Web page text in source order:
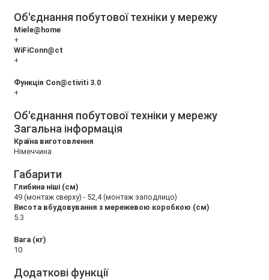
Об'єднання побутової техніки у мережу
Miele@home
+
WiFiConn@ct
+
Функція Con@ctiviti 3.0
+
Об'єднання побутової техніки у мережу
Загальна інформація
Країна виготовлення
Німеччина
Габарити
Глибина ніші (см)
49 (монтаж сверху) - 52,4 (монтаж заподлицо)
Висота вбудовування з мережевою коробкою (см)
5.3
Вага (кг)
10
Додаткові функції